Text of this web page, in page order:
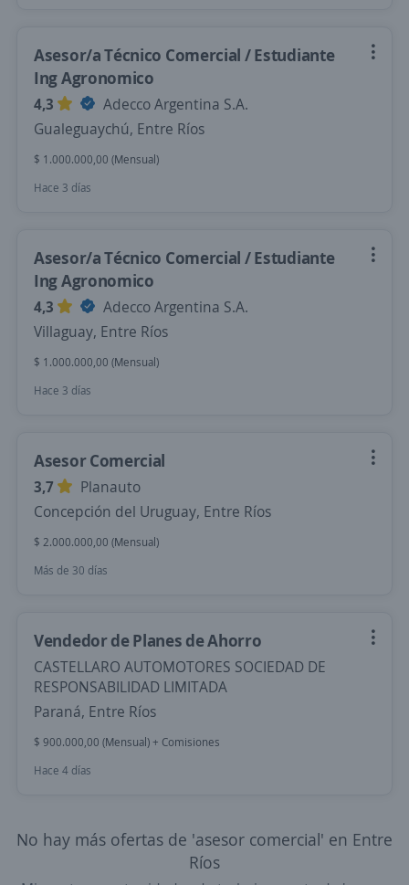
Asesor/a Técnico Comercial / Estudiante
Ing Agronomico
4,3
Adecco Argentina S.A.
Gualeguaychú, Entre Ríos
$ 1.000.000,00 (Mensual)
Hace 3 días
Asesor/a Técnico Comercial / Estudiante
Ing Agronomico
4,3
Adecco Argentina S.A.
Villaguay, Entre Ríos
$ 1.000.000,00 (Mensual)
Hace 3 días
Asesor Comercial
3,7
Planauto
Concepción del Uruguay, Entre Ríos
$ 2.000.000,00 (Mensual)
Más de 30 días
Vendedor de Planes de Ahorro
CASTELLARO AUTOMOTORES SOCIEDAD DE
RESPONSABILIDAD LIMITADA
Paraná, Entre Ríos
$ 900.000,00 (Mensual) + Comisiones
Hace 4 días
No hay más ofertas de 'asesor comercial' en Entre
Ríos